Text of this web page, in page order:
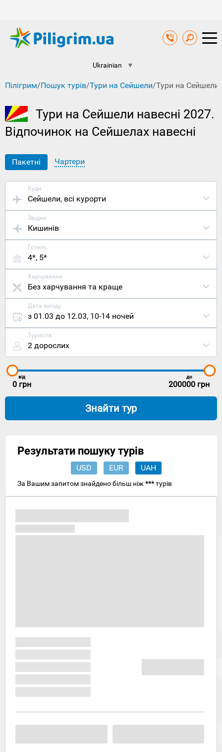
Ukrainian ▼
Пілігрим/Пошук турів/Тури на Сейшели/Тури на Сейшели
Тури на Сейшели навесні 2027.
Відпочинок на Сейшелах навесні
Пакетні Чартери
Куди
Сейшели, всі курорти
Звідки
Кишинів
Готель
4*, 5*
Харчування
Без харчування та краще
Дата виїзду
з 01.03 до 12.03, 10-14 ночей
Туристів
2 дорослих
від
0 грн
до
200000 грн
Знайти тур
Результати пошуку турів
USD EUR UAH
За Вашим запитом знайдено більш ніж ***турів